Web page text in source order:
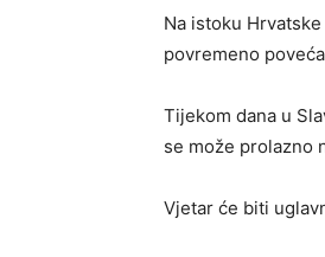
Na istoku
povremeno
Tijekom dana u
se može prolazno
Vjetar će biti